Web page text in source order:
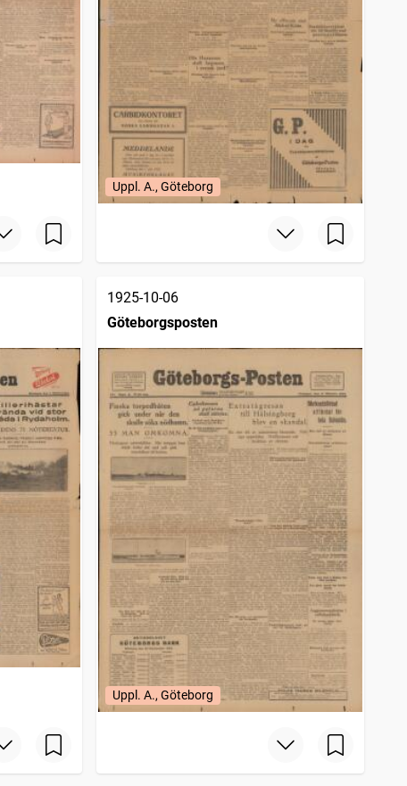
Uppl. A., Göteborg
1925-10-06
Göteborgsposten
Uppl. A., Göteborg